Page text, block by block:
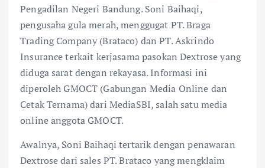
Pengadilan Negeri Bandung. Soni Baihaqi,
pengusaha gula merah, menggugat PT. Braga
Trading Company (Brataco) dan PT. Askrindo
Insurance terkait kerjasama pasokan Dextrose yang
diduga sarat dengan rekayasa. Informasi ini
diperoleh GMOCT (Gabungan Media Online dan
Cetak Ternama) dari MediaSBI, salah satu media
online anggota GMOCT.
Awalnya, Soni Baihaqi tertarik dengan penawaran
Dextrose dari sales PT. Brataco yang mengklaim